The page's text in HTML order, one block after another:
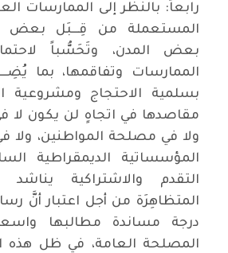
رابعاً: بالنظر إلى الممارسات
المستعملة من قِـــبَل بعض
بعض المدن، وتَحَسُّباً
الممارسات وتفاقمها، بما
بسلمية الاحتجاج ومشروعية
مقاصدها في اتجاهٍ لن يكون لا
ولا في مصلحة المواطنين، ولا
المؤسساتية الديمقراطية
التقدم والاشتراكية يناشد
المتظاهِرَة من أجل اعتبار أنَّ
درجة مساندة مطالبها
المصلحة العامة، في ظل هذه